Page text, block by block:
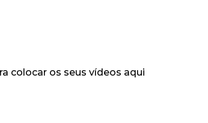
colocar os seus vídeos aqui